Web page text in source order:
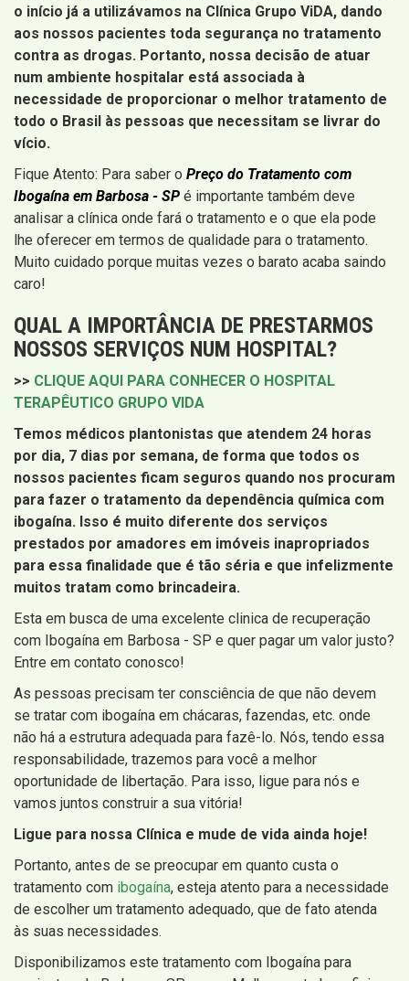
o início já a utilizávamos na Clínica Grupo ViDA, dando
aos nossos pacientes toda segurança no tratamento
contra as drogas. Portanto, nossa decisão de atuar
num ambiente hospitalar está associada à
necessidade de proporcionar o melhor tratamento de
todo o Brasil às pessoas que necessitam se livrar do
vício.
Fique Atento: Para saber o Preço do Tratamento com
Ibogaína em Barbosa - SP é importante também deve
analisar a clínica onde fará o tratamento e o que ela pode
lhe oferecer em termos de qualidade para o tratamento.
Muito cuidado porque muitas vezes o barato acaba saindo
caro!
QUAL A IMPORTÂNCIA DE PRESTARMOS
NOSSOS SERVIÇOS NUM HOSPITAL?
>> CLIQUE AQUI PARA CONHECER O HOSPITAL
TERAPÊUTICO GRUPO VIDA
Temos médicos plantonistas que atendem 24 horas
por dia, 7 dias por semana, de forma que todos os
nossos pacientes ficam seguros quando nos procuram
para fazer o tratamento da dependência química com
ibogaína. Isso é muito diferente dos serviços
prestados por amadores em imóveis inapropriados
para essa finalidade que é tão séria e que infelizmente
muitos tratam como brincadeira.
Esta em busca de uma excelente clinica de recuperação
com Ibogaína em Barbosa - SP e quer pagar um valor justo?
Entre em contato conosco!
As pessoas precisam ter consciência de que não devem
se tratar com ibogaína em chácaras, fazendas, etc. onde
não há a estrutura adequada para fazê-lo. Nós, tendo essa
responsabilidade, trazemos para você a melhor
oportunidade de libertação. Para isso, ligue para nós e
vamos juntos construir a sua vitória!
Ligue para nossa Clínica e mude de vida ainda hoje!
Portanto, antes de se preocupar em quanto custa o
tratamento com ibogaína, esteja atento para a necessidade
de escolher um tratamento adequado, que de fato atenda
às suas necessidades.
Disponibilizamos este tratamento com Ibogaína para